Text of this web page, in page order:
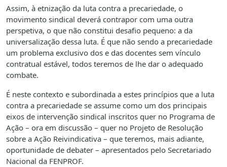
Assim, à etnização da luta contra a precariedade, o
movimento sindical deverá contrapor com uma outra
perspetiva, o que não constitui desafio pequeno: a da
universalização dessa luta. É que não sendo a precariedade
um problema exclusivo dos e das docentes sem vínculo
contratual estável, todos teremos de lhe dar o adequado
combate.
É neste contexto e subordinada a estes princípios que a luta
contra a precariedade se assume como um dos principais
eixos de intervenção sindical inscritos quer no Programa de
Ação – ora em discussão – quer no Projeto de Resolução
sobre a Ação Reivindicativa – que teremos, mais adiante,
oportunidade de debater – apresentados pelo Secretariado
Nacional da FENPROF.